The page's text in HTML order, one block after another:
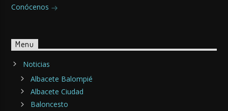
Conócenos
Menu
Noticias
Albacete Balompié
Albacete Ciudad
Baloncesto